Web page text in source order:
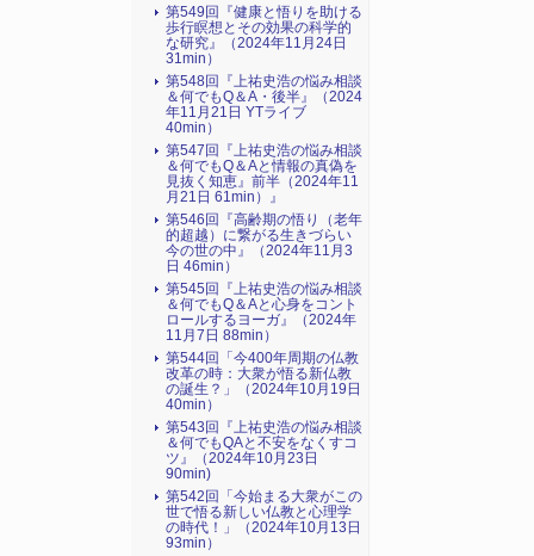
第549回『健康と悟りを助ける
歩行瞑想とその効果の科学的
な研究』（2024年11月24日
31min）
第548回『上祐史浩の悩み相談
＆何でもQ＆A・後半』（2024
年11月21日 YTライブ
40min）
第547回『上祐史浩の悩み相談
＆何でもQ＆Aと情報の真偽を
見抜く知恵』前半（2024年11
月21日 61min）』
第546回『高齢期の悟り（老年
的超越）に繋がる生きづらい
今の世の中』（2024年11月3
日 46min）
第545回『上祐史浩の悩み相談
＆何でもQ＆Aと心身をコント
ロールするヨーガ』（2024年
11月7日 88min）
第544回「今400年周期の仏教
改革の時：大衆が悟る新仏教
の誕生？」（2024年10月19日
40min）
第543回『上祐史浩の悩み相談
＆何でもQAと不安をなくすコ
ツ』（2024年10月23日
90min)
第542回「今始まる大衆がこの
世で悟る新しい仏教と心理学
の時代！」（2024年10月13日
93min）